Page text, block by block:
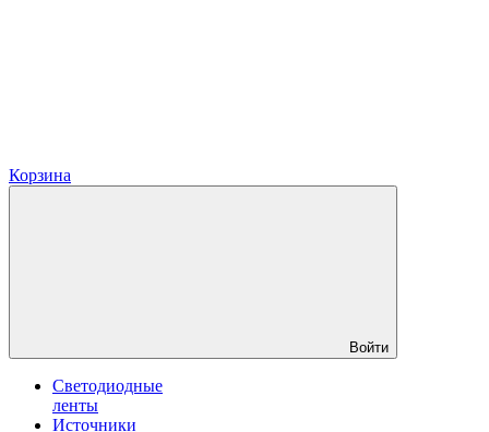
Корзина
Войти
Светодиодные
ленты
Источники